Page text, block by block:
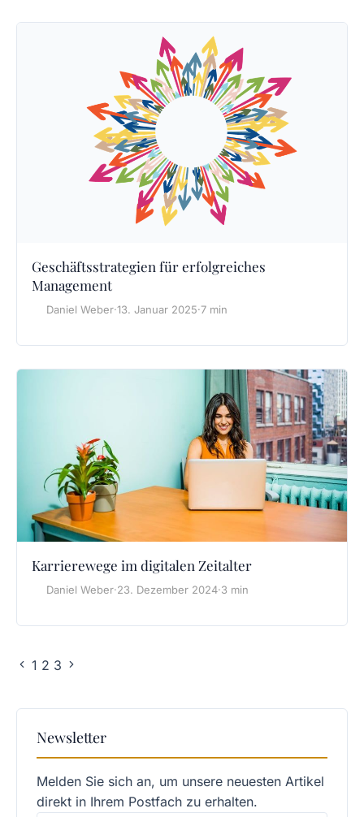
Geschäftsstrategien für erfolgreiches
Management
Daniel Weber·13. Januar 2025·7 min
Karrierewege im digitalen Zeitalter
Daniel Weber·23. Dezember 2024·3 min
1 2 3
Newsletter
Melden Sie sich an, um unsere neuesten Artikel
direkt in Ihrem Postfach zu erhalten.